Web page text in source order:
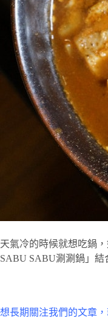
天氣冷的時候就想吃鍋
SABU SABU涮涮鍋」結
想長期關注我們的文章